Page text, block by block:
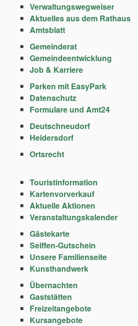
Verwaltungswegweiser
Aktuelles aus dem Rathaus
Amtsblatt
Gemeinderat
Gemeindeentwicklung
Job & Karriere
Parken mit EasyPark
Datenschutz
Formulare und Amt24
Deutschneudorf
Heidersdorf
Ortsrecht
Touristinformation
Kartenvorverkauf
Aktuelle Aktionen
Veranstaltungskalender
Gästekarte
Seiffen-Gutschein
Unsere Familienseite
Kunsthandwerk
Übernachten
Gaststätten
Freizeitangebote
Kursangebote